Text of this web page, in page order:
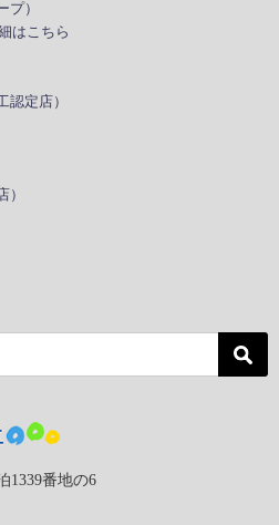
プ）
はこちら
認定店）
）
1339番地の6